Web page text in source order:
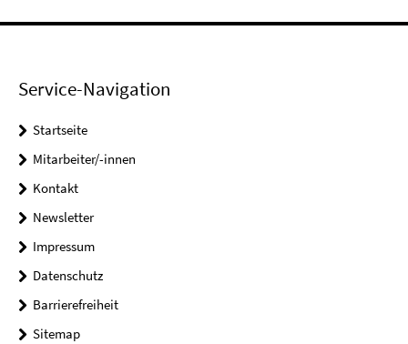
Service-Navigation
Startseite
Mitarbeiter/-innen
Kontakt
Newsletter
Impressum
Datenschutz
Barrierefreiheit
Sitemap